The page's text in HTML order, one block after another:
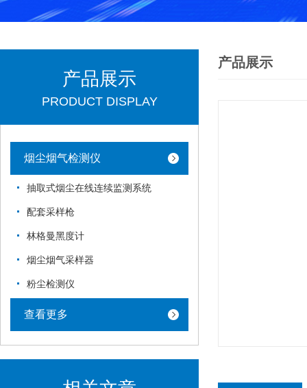
产品展示
PRODUCT DISPLAY
烟尘烟气检测仪
抽取式烟尘在线连续监测系统
配套采样枪
林格曼黑度计
烟尘烟气采样器
粉尘检测仪
查看更多
产品展示